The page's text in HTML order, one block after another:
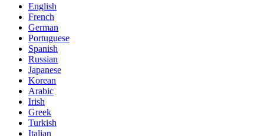
English
French
German
Portuguese
Spanish
Russian
Japanese
Korean
Arabic
Irish
Greek
Turkish
Italian